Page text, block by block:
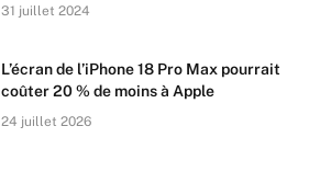
31 juillet 2024
L’écran de l’iPhone 18 Pro Max pourrait
coûter 20 % de moins à Apple
24 juillet 2026